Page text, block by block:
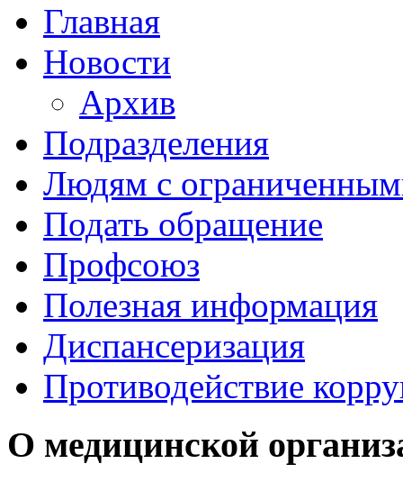
Главная
Новости
Архив
Подразделения
Людям с
Подать обращение
Профсоюз
Полезная информация
Диспансеризация
Противодействие
О медицинской